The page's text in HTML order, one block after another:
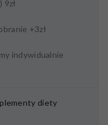
9zł
+3zł
indywidualnie
diety